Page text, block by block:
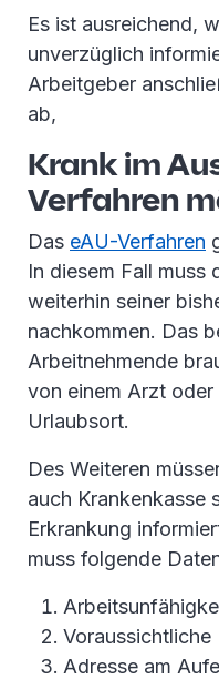
Es ist ausreichend,
unverzüglich
Arbeitgeber
ab,
Krank im
Verfahren
Das eAU-Verfahren
In diesem Fall muss
weiterhin seiner
nachkommen. Das
Arbeitnehmende
von einem Arzt
Urlaubsort.
Des Weiteren
auch Krankenkasse
Erkrankung
muss folgende
Voraussichtliche
Adresse am